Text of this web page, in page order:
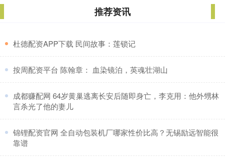
推荐资讯
​杜德配资APP下载 民间故事：莲锁记
​按周配资平台 陈翰章： 血染镜泊，英魂壮湖山
​成都赚配网 64岁黄巢逃离长安后随即身亡，李克用：他外甥林
言杀光了他的妻儿
​锦锂配资官网 全自动包装机厂哪家性价比高？无锡励远智能很
靠谱